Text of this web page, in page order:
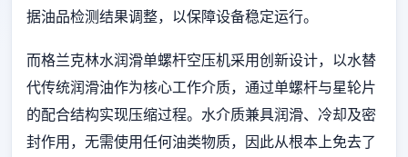
据油品检测结果调整，以保障设备稳定运行。
而格兰克林水润滑单螺杆空压机采用创新设计，以水替
代传统润滑油作为核心工作介质，通过单螺杆与星轮片
的配合结构实现压缩过程。水介质兼具润滑、冷却及密
封作用，无需使用任何油类物质，因此从根本上免去了